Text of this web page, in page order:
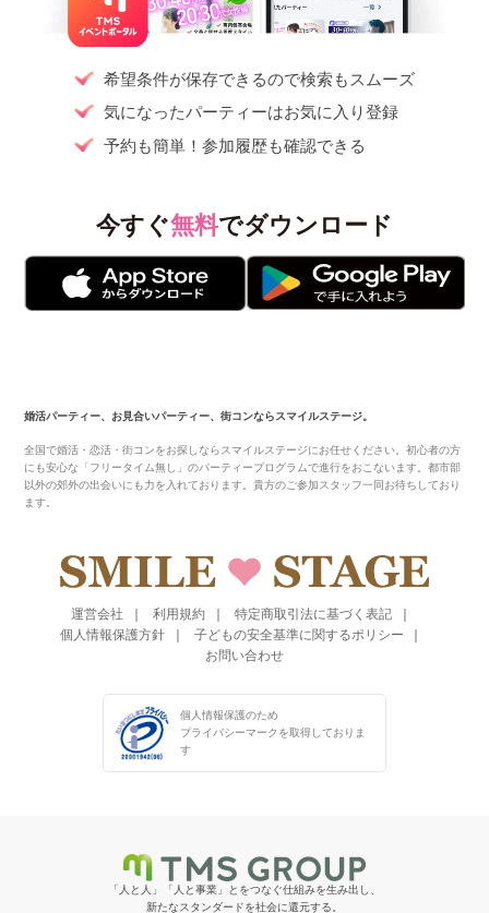
希望条件が保存できるので検索もスムーズ
気になったパーティーはお気に入り登録
予約も簡単！参加履歴も確認できる
今すぐ無料でダウンロード
婚活パーティー、お見合いパーティー、街コンならスマイルステージ。
全国で婚活・恋活・街コンをお探しならスマイルステージにお任せください。初心者の方
にも安心な「フリータイム無し」のパーティープログラムで進行をおこないます。都市部
以外の郊外の出会いにも力を入れております。貴方のご参加スタッフ一同お待ちしており
ます。
運営会社 利用規約
特定商取引法に基づく表記
個人情報保護方針
子どもの安全基準に関するポリシー
お問い合わせ
個人情報保護のため
プライバシーマークを取得しておりま
す
「人と人」「人と事業」とをつなぐ仕組みを生み出し、
新たなスタンダードを社会に還元する。